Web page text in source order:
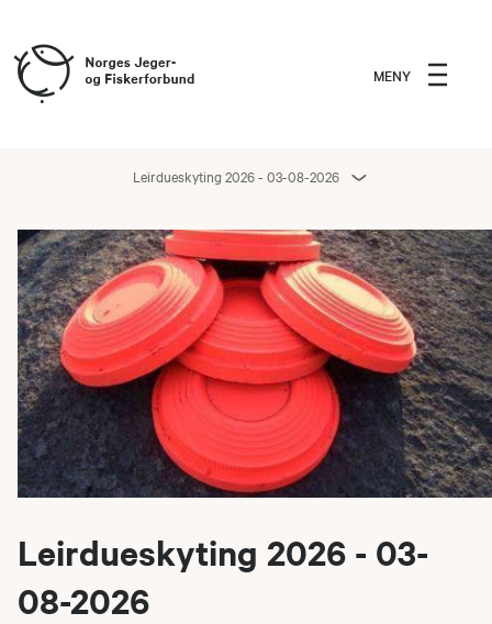
MENY
Leirdueskyting 2026 - 03-08-2026
Leirdueskyting 2026 - 03-
08-2026